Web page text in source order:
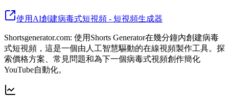
使用AI創建病毒式短視頻 - 短視頻生成器
Shortsgenerator.com: 使用Shorts Generator在幾分鐘內創建病毒
式短視頻，這是一個由人工智慧驅動的在線視頻製作工具。探
索價格方案、常見問題和為下一個病毒式視頻創作簡化
YouTube自動化。